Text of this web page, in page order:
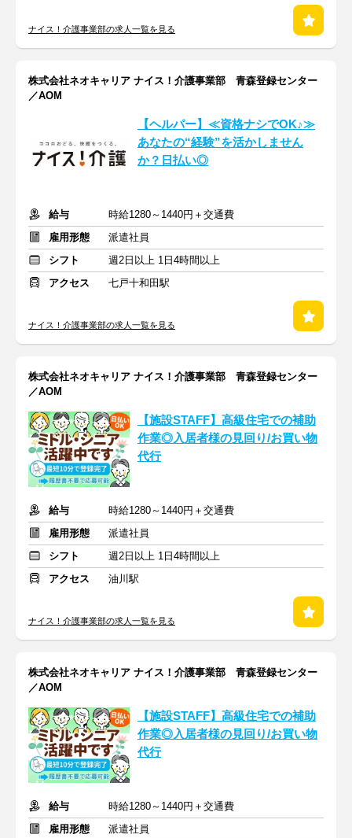
ナイス！介護事業部の求人一覧を見る
株式会社ネオキャリア ナイス！介護事業部 青森登録センター
／AOM
【ヘルパー】≪資格ナシでOK♪≫
あなたの“経験”を活かしません
か？日払い◎
給与
時給1280～1440円＋交通費
雇用形態
派遣社員
シフト
週2日以上 1日4時間以上
アクセス
七戸十和田駅
ナイス！介護事業部の求人一覧を見る
株式会社ネオキャリア ナイス！介護事業部 青森登録センター
／AOM
【施設STAFF】高級住宅での補助
作業◎入居者様の見回り/お買い物
代行
給与
時給1280～1440円＋交通費
雇用形態
派遣社員
シフト
週2日以上 1日4時間以上
アクセス
油川駅
ナイス！介護事業部の求人一覧を見る
株式会社ネオキャリア ナイス！介護事業部 青森登録センター
／AOM
【施設STAFF】高級住宅での補助
作業◎入居者様の見回り/お買い物
代行
給与
時給1280～1440円＋交通費
雇用形態
派遣社員